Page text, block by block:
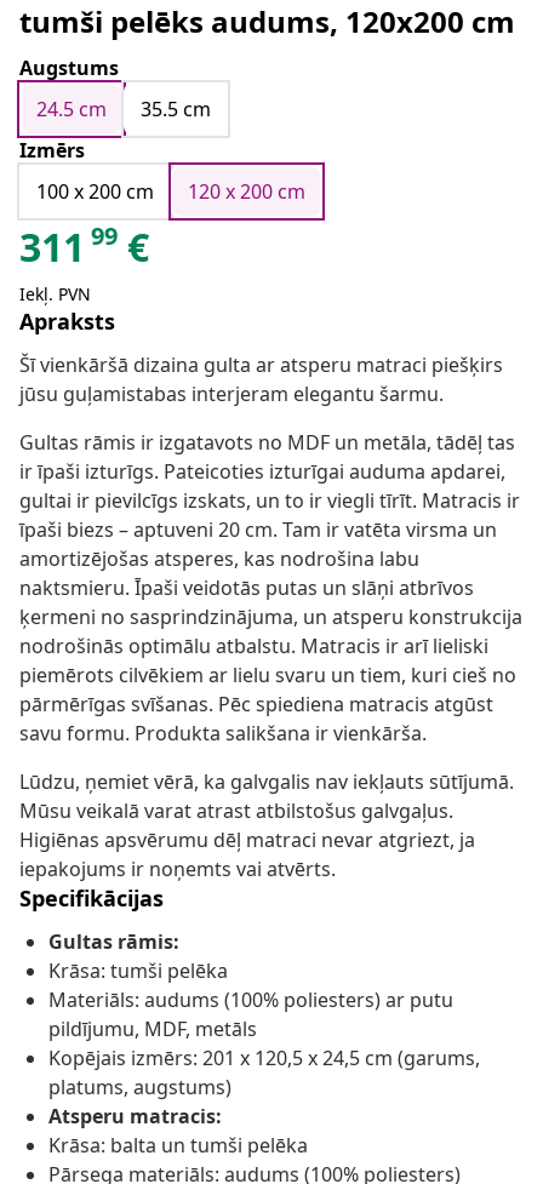
tumši pelēks audums, 120x200 cm
Augstums
24.5 cm
35.5 cm
Izmērs
100 x 200 cm
120 x 200 cm
311 99 €
Iekļ. PVN
Apraksts
Šī vienkāršā dizaina gulta ar atsperu matraci piešķirs
jūsu guļamistabas interjeram elegantu šarmu.
Gultas rāmis ir izgatavots no MDF un metāla, tādēļ tas
ir īpaši izturīgs. Pateicoties izturīgai auduma apdarei,
gultai ir pievilcīgs izskats, un to ir viegli tīrīt. Matracis ir
īpaši biezs – aptuveni 20 cm. Tam ir vatēta virsma un
amortizējošas atsperes, kas nodrošina labu
naktsmieru. Īpaši veidotās putas un slāņi atbrīvos
ķermeni no sasprindzinājuma, un atsperu konstrukcija
nodrošinās optimālu atbalstu. Matracis ir arī lieliski
piemērots cilvēkiem ar lielu svaru un tiem, kuri cieš no
pārmērīgas svīšanas. Pēc spiediena matracis atgūst
savu formu. Produkta salikšana ir vienkārša.
Lūdzu, ņemiet vērā, ka galvgalis nav iekļauts sūtījumā.
Mūsu veikalā varat atrast atbilstošus galvgaļus.
Higiēnas apsvērumu dēļ matraci nevar atgriezt, ja
iepakojums ir noņemts vai atvērts.
Specifikācijas
Gultas rāmis:
Krāsa: tumši pelēka
Materiāls: audums (100% poliesters) ar putu
pildījumu, MDF, metāls
Kopējais izmērs: 201 x 120,5 x 24,5 cm (garums,
platums, augstums)
Atsperu matracis:
Krāsa: balta un tumši pelēka
Pārsega materiāls: audums (100% poliesters)